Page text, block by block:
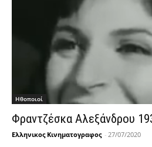
Hθοποιοί
Φραντζέσκα Αλεξάνδρου
Ελληνικος Κινηματογραφος - 27/07/2020